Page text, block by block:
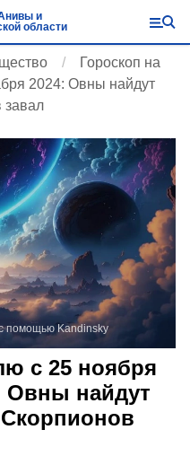
и
области
Гороскоп на
2024: Овны найдут
завал
помощью Kandinsky
с 25 ноября
Овны найдут